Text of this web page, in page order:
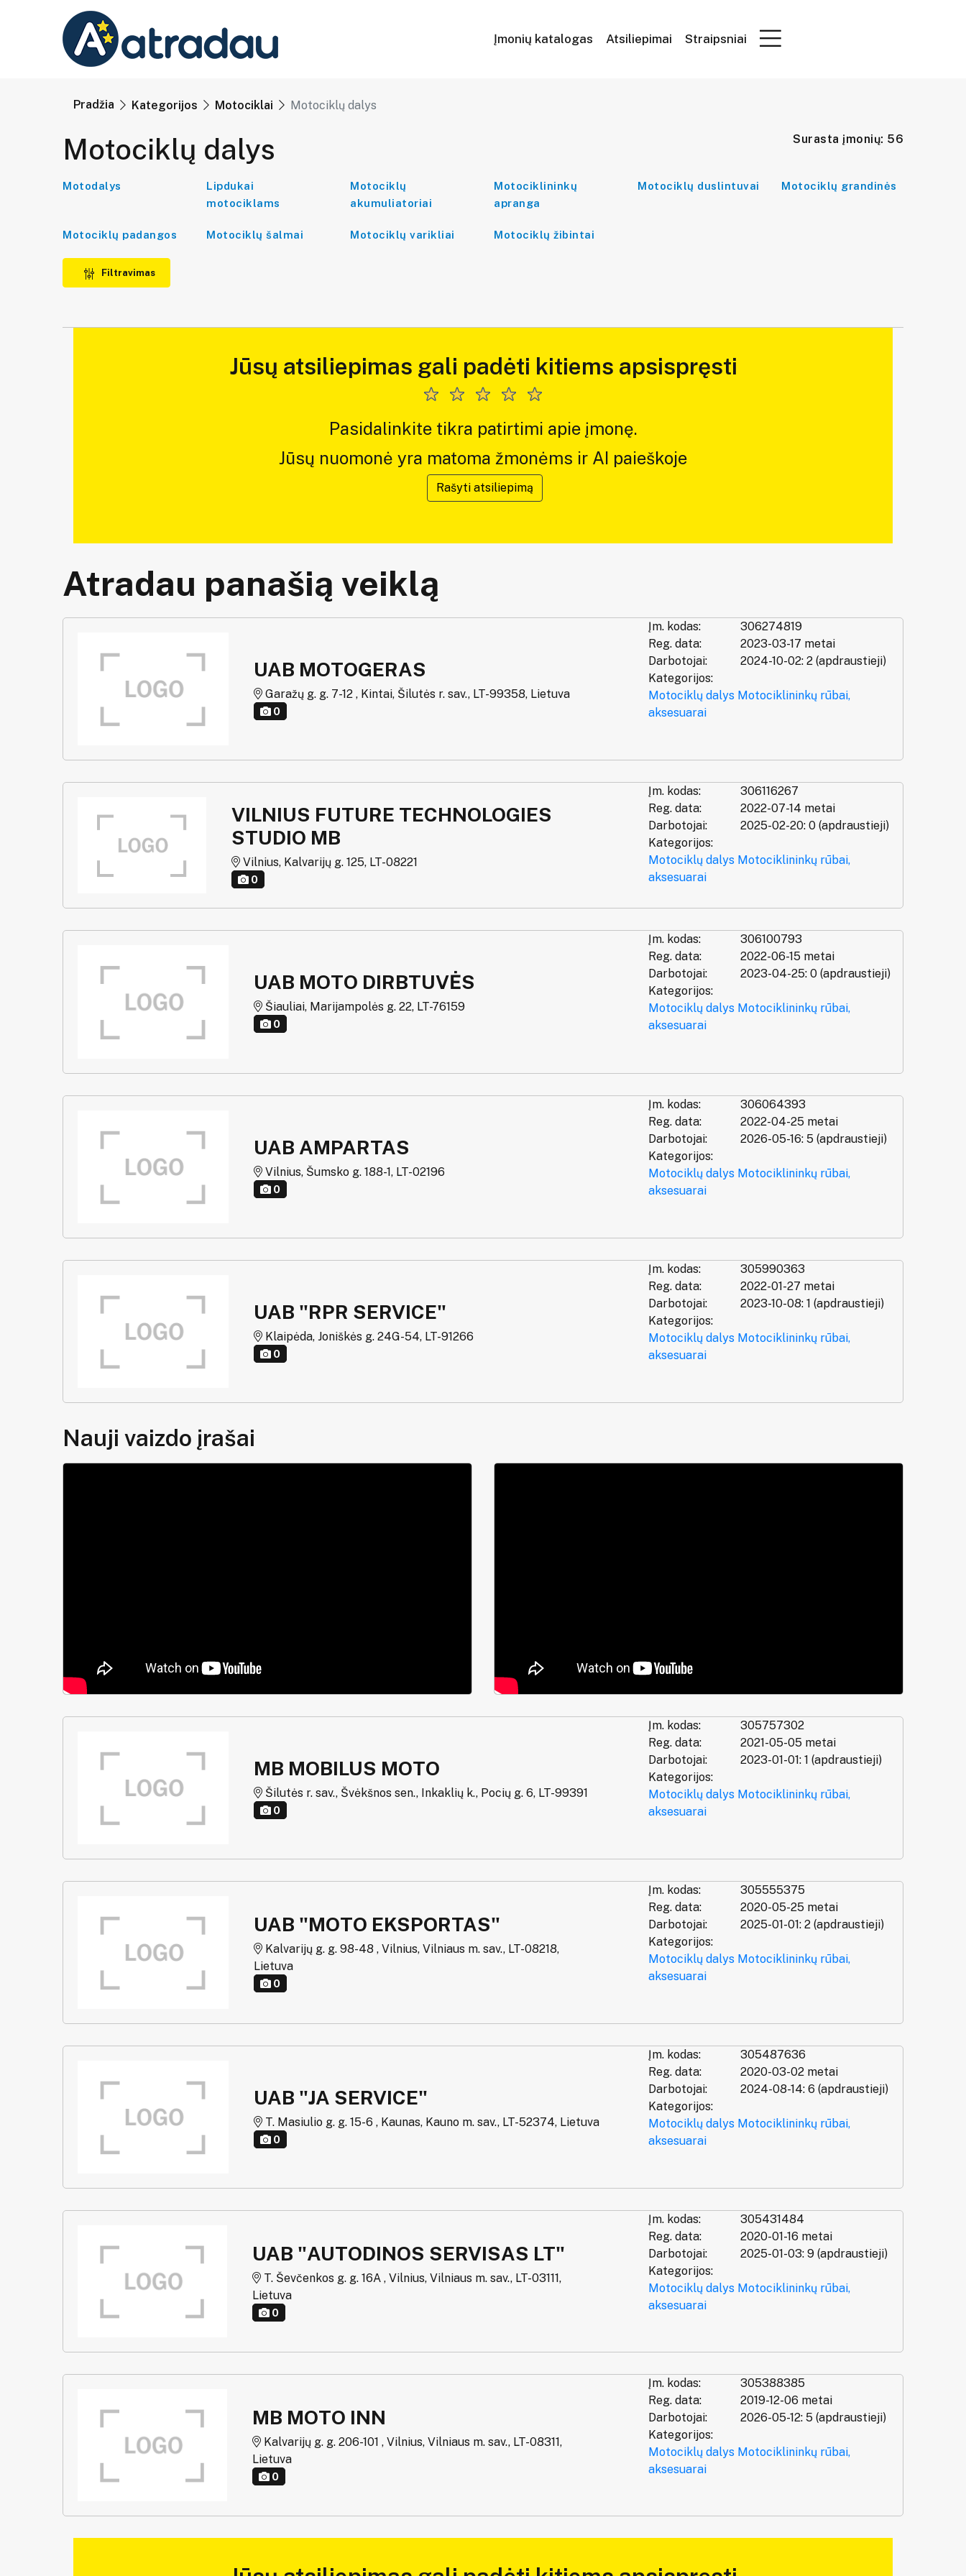
Įmonių katalogas Atsiliepimai Straipsniai
Pradžia Kategorijos Motociklai Motociklų dalys
Motociklų dalys Surasta įmonių: 56
Motodalys
Lipdukai
motociklams
Motociklų
akumuliatoriai
Motociklininkų
apranga
Motociklų duslintuvai Motociklų grandinės
Motociklų padangos Motociklų šalmai Motociklų varikliai Motociklų žibintai
Filtravimas
Jūsų atsiliepimas gali padėti kitiems apsispręsti
Pasidalinkite tikra patirtimi apie įmonę.
Jūsų nuomonė yra matoma žmonėms ir AI paieškoje
Rašyti atsiliepimą
Atradau panašią veiklą
UAB MOTOGERAS
Garažų g. g. 7-12 , Kintai, Šilutės r. sav., LT-99358, Lietuva
0
Įm. kodas:
306274819
Reg. data:
2023-03-17 metai
Darbotojai:
2024-10-02: 2 (apdraustieji)
Kategorijos:
Motociklų dalys Motociklininkų rūbai,
aksesuarai
VILNIUS FUTURE TECHNOLOGIES
STUDIO MB
Vilnius, Kalvarijų g. 125, LT-08221
0
Įm. kodas:
306116267
Reg. data:
2022-07-14 metai
Darbotojai:
2025-02-20: 0 (apdraustieji)
Kategorijos:
Motociklų dalys Motociklininkų rūbai,
aksesuarai
UAB MOTO DIRBTUVĖS
Šiauliai, Marijampolės g. 22, LT-76159
0
Įm. kodas:
306100793
Reg. data:
2022-06-15 metai
Darbotojai:
2023-04-25: 0 (apdraustieji)
Kategorijos:
Motociklų dalys Motociklininkų rūbai,
aksesuarai
UAB AMPARTAS
Vilnius, Šumsko g. 188-1, LT-02196
0
Įm. kodas:
306064393
Reg. data:
2022-04-25 metai
Darbotojai:
2026-05-16: 5 (apdraustieji)
Kategorijos:
Motociklų dalys Motociklininkų rūbai,
aksesuarai
UAB "RPR SERVICE"
Klaipėda, Joniškės g. 24G-54, LT-91266
0
Įm. kodas:
305990363
Reg. data:
2022-01-27 metai
Darbotojai:
2023-10-08: 1 (apdraustieji)
Kategorijos:
Motociklų dalys Motociklininkų rūbai,
aksesuarai
Nauji vaizdo įrašai
MB MOBILUS MOTO
Šilutės r. sav., Švėkšnos sen., Inkaklių k., Pocių g. 6, LT-99391
0
Įm. kodas:
305757302
Reg. data:
2021-05-05 metai
Darbotojai:
2023-01-01: 1 (apdraustieji)
Kategorijos:
Motociklų dalys Motociklininkų rūbai,
aksesuarai
UAB "MOTO EKSPORTAS"
Kalvarijų g. g. 98-48 , Vilnius, Vilniaus m. sav., LT-08218,
Lietuva
0
Įm. kodas:
305555375
Reg. data:
2020-05-25 metai
Darbotojai:
2025-01-01: 2 (apdraustieji)
Kategorijos:
Motociklų dalys Motociklininkų rūbai,
aksesuarai
UAB "JA SERVICE"
T. Masiulio g. g. 15-6 , Kaunas, Kauno m. sav., LT-52374, Lietuva
0
Įm. kodas:
305487636
Reg. data:
2020-03-02 metai
Darbotojai:
2024-08-14: 6 (apdraustieji)
Kategorijos:
Motociklų dalys Motociklininkų rūbai,
aksesuarai
UAB "AUTODINOS SERVISAS LT"
T. Ševčenkos g. g. 16A , Vilnius, Vilniaus m. sav., LT-03111,
Lietuva
0
Įm. kodas:
305431484
Reg. data:
2020-01-16 metai
Darbotojai:
2025-01-03: 9 (apdraustieji)
Kategorijos:
Motociklų dalys Motociklininkų rūbai,
aksesuarai
MB MOTO INN
Kalvarijų g. g. 206-101 , Vilnius, Vilniaus m. sav., LT-08311,
Lietuva
0
Įm. kodas:
305388385
Reg. data:
2019-12-06 metai
Darbotojai:
2026-05-12: 5 (apdraustieji)
Kategorijos:
Motociklų dalys Motociklininkų rūbai,
aksesuarai